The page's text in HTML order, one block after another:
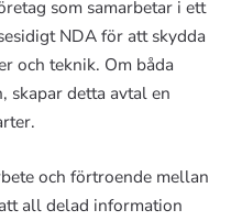
som samarbetar i ett
NDA för att skydda
och teknik. Om båda
skapar detta avtal en
och förtroende mellan
all delad information